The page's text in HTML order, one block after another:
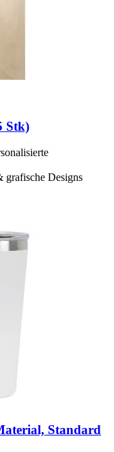
Stk)
grafische Designs
Standard